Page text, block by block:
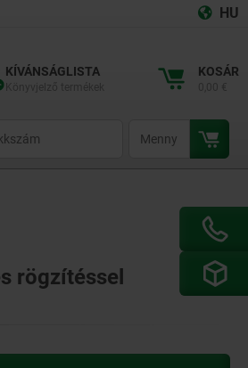
HU
KÍVÁNSÁGLISTA KOSÁR
rögzítéssel